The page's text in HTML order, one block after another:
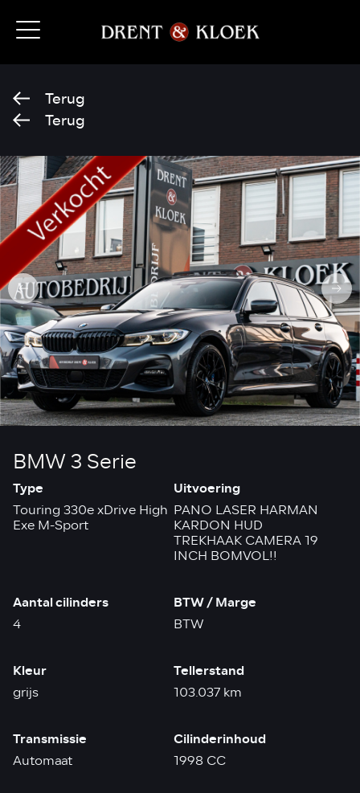
Terug
Terug
BMW 3 Serie
Type
Touring 330e xDrive High
Exe M-Sport
Uitvoering
PANO LASER HARMAN
KARDON HUD
TREKHAAK CAMERA 19
INCH BOMVOL!!
Aantal cilinders
4
BTW / Marge
BTW
Kleur
grijs
Tellerstand
103.037 km
Transmissie
Automaat
Cilinderinhoud
1998 CC